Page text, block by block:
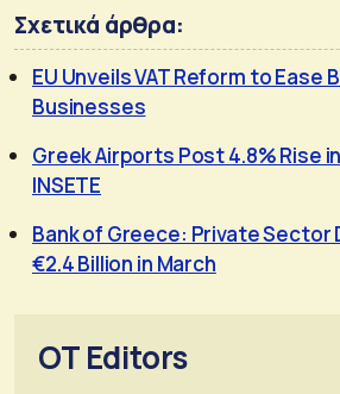
Σχετικά άρθρα:
EU Unveils VAT Reform to Ease
Businesses
Greek Airports Post 4.8% Rise
INSETE
Bank of Greece: Private Sector
€2.4 Billion in March
OT Editors